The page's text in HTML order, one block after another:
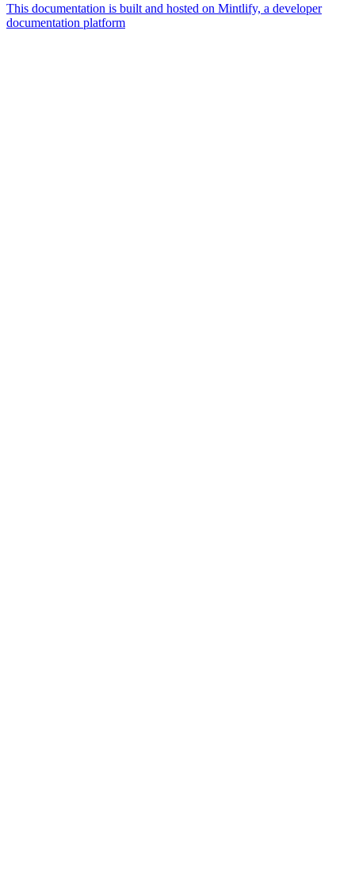
This documentation is built and hosted on Mintlify, a developer
documentation platform